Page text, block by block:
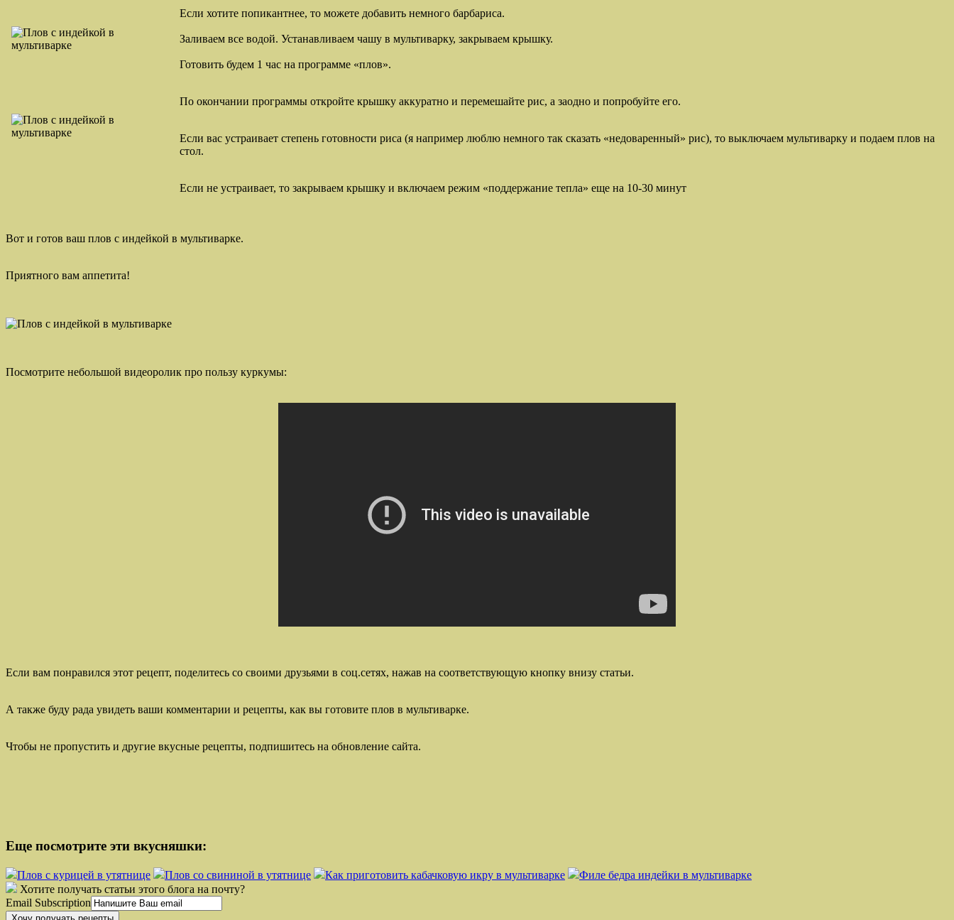
Если хотите попикантнее, то можете добавить немного барбариса.
Заливаем все водой. Устанавливаем чашу в мультиварку, закрываем крышку.
Готовить будем 1 час на программе «плов».
По окончании программы откройте крышку аккуратно и перемешайте рис, а заодно и попробуйте его.
Если вас устраивает степень готовности риса (я например люблю немного так сказать «недоваренный» рис), то выключаем мультиварку и подаем плов на
стол.
Если не устраивает, то закрываем крышку и включаем режим «поддержание тепла» еще на 10-30 минут
Вот и готов ваш плов с индейкой в мультиварке.
Приятного вам аппетита!
Посмотрите небольшой видеоролик про пользу куркумы:
Если вам понравился этот рецепт, поделитесь со своими друзьями в соц.сетях, нажав на соответствующую кнопку внизу статьи.
А также буду рада увидеть ваши комментарии и рецепты, как вы готовите плов в мультиварке.
Чтобы не пропустить и другие вкусные рецепты, подпишитесь на обновление сайта.
Еще посмотрите эти вкусняшки:
Плов с курицей в утятнице Плов со свининой в утятнице Как приготовить кабачковую икру в мультиварке
Филе бедра индейки в мультиварке
Хотите получать статьи этого блога на почту?
Email Subscription